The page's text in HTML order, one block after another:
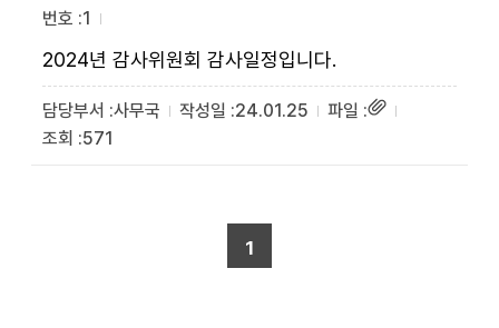
1
2024년 감사위원회 감사일정입니다.
사무국
24.01.25
571
1